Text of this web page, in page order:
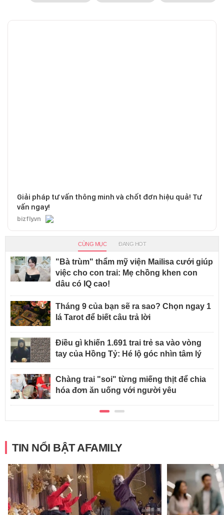
Giải pháp tư vấn thông minh và chốt đơn hiệu quả! Tư
vấn ngay!
bizfly.vn
CÙNG MỤC ĐANG HOT
"Bà trùm" thẩm mỹ viện Mailisa cưới giúp
việc cho con trai: Mẹ chồng khen con
dâu có IQ cao!
Tháng 9 của bạn sẽ ra sao? Chọn ngay 1
lá Tarot để biết câu trả lời
Điều gì khiến 1.691 trai trẻ sa vào vòng
tay của Hồng Tỷ: Hé lộ góc nhìn tâm lý
Chàng trai "soi" từng miếng thịt để chia
hóa đơn ăn uống với người yêu
TIN NỔI BẬT AFAMILY